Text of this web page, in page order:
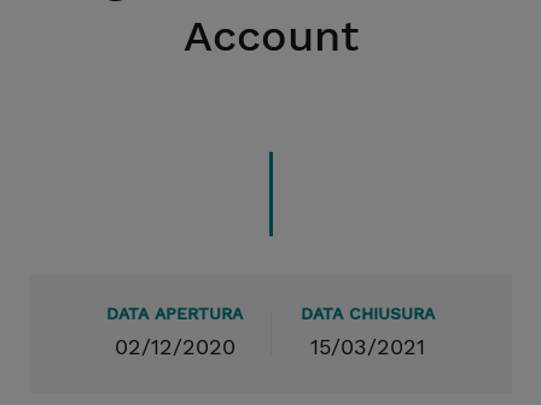
Account
DATA APERTURA
02/12/2020
DATA CHIUSURA
15/03/2021